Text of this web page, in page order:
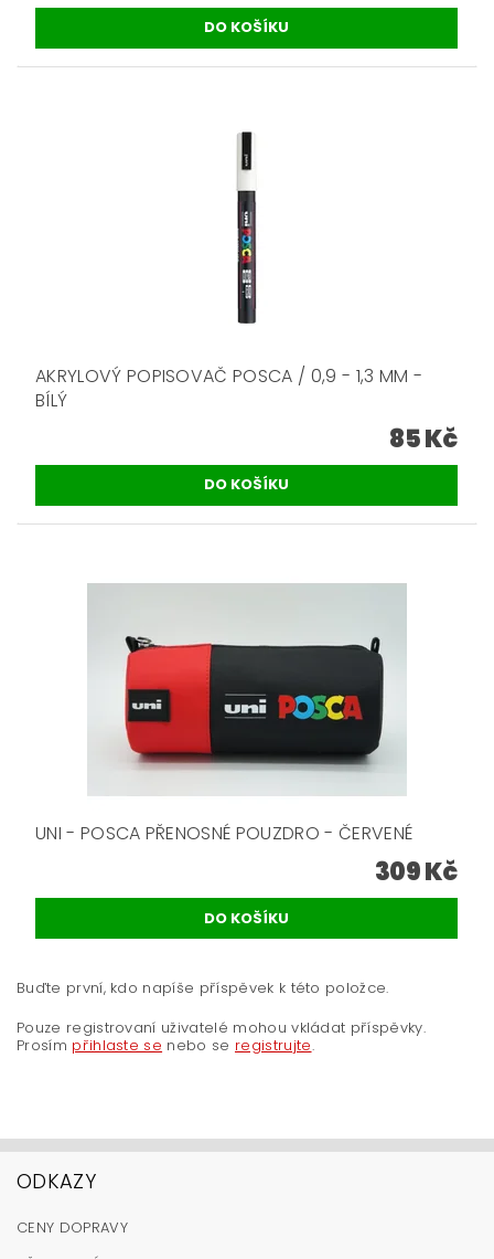
AKRYLOVÝ POPISOVAČ POSCA / 0,9 - 1,3 MM -
BÍLÝ
85 Kč
UNI - POSCA PŘENOSNÉ POUZDRO - ČERVENÉ
309 Kč
Buďte první, kdo napíše příspěvek k této položce.
Pouze registrovaní uživatelé mohou vkládat příspěvky.
Prosím přihlaste se nebo se registrujte.
ODKAZY
CENY DOPRAVY